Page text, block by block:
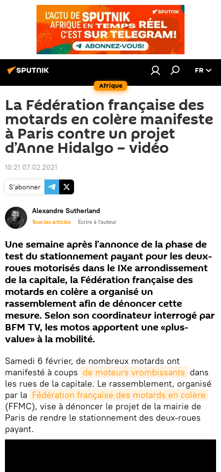
Afrique
FR
La Fédération française des
motards en colère manifeste
à Paris contre un projet
d’Anne Hidalgo – vidéo
10:21 07.02.2021
S'abonner
Alexandre Sutherland
Tous les articles Écrire à l'auteur
Une semaine après l’annonce de la phase de
test du stationnement payant pour les deux-
roues motorisés dans le IXe arrondissement
de la capitale, la Fédération française des
motards en colère a organisé un
rassemblement afin de dénoncer cette
mesure. Selon son coordinateur interrogé par
BFM TV, les motos apportent une «plus-
value» à la mobilité.
Samedi 6 février, de nombreux motards ont
manifesté à coups de moteurs vrombissants dans
les rues de la capitale. Le rassemblement, organisé
par la Fédération française des motards en colère
(FFMC), vise à dénoncer le projet de la mairie de
Paris de rendre le stationnement des deux-roues
payant.